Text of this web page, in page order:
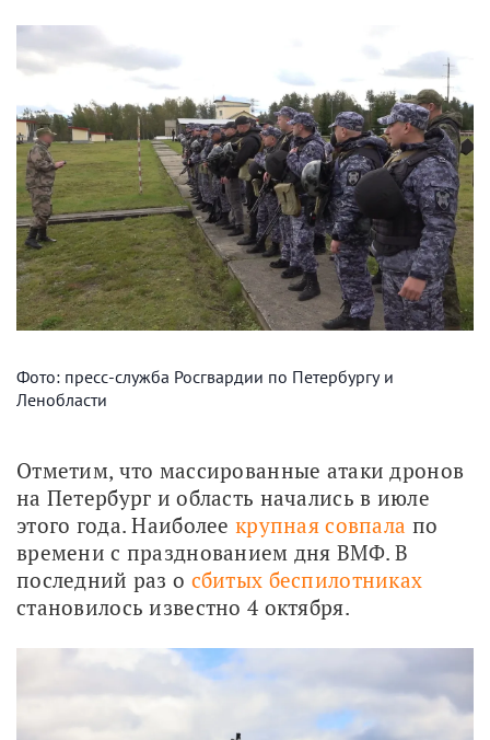
Фото: пресс-служба Росгвардии по Петербургу и
Ленобласти
Отметим, что массированные атаки дронов
на Петербург и область начались в июле
этого года. Наиболее крупная совпала по
времени с празднованием дня ВМФ. В
последний раз о сбитых беспилотниках
становилось известно 4 октября.